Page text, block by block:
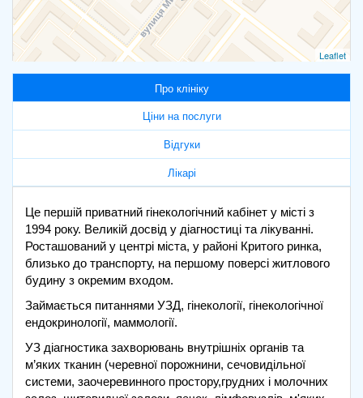
Leaflet
Про клініку
Ціни на послуги
Відгуки
Лікарі
Це першій приватний гінекологічний кабінет у місті з
1994 року. Великій досвід у діагностиці та лікуванні.
Росташований у центрі міста, у районі Критого ринка,
близько до транспорту, на першому поверсі житлового
будину з окремим входом.
Займається питаннями УЗД, гінекології, гінекологічної
ендокринології, маммології.
УЗ діагностика захворювань внутрішніх органів та
м’яких тканин (черевної порожнини, сечовидільної
системи, заочеревинного простору,грудних і молочних